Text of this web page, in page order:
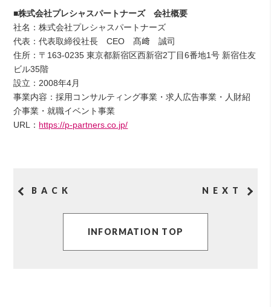
■株式会社プレシャスパートナーズ 会社概要
社名：株式会社プレシャスパートナーズ
代表：代表取締役社長 CEO 髙﨑 誠司
住所：〒163-0235 東京都新宿区西新宿2丁目6番地1号 新宿住友
ビル35階
設立：2008年4月
事業内容：採用コンサルティング事業・求人広告事業・人財紹
介事業・就職イベント事業
URL： https://p-partners.co.jp/
BACK NEXT
INFORMATION TOP